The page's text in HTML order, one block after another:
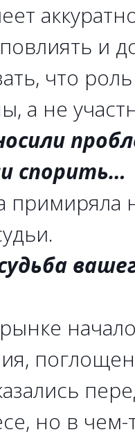
и
что
а не
спорить…
примиряла
но в